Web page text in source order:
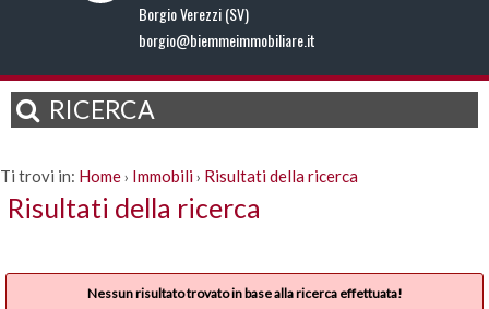
Borgio Verezzi (SV)
borgio@biemmeimmobiliare.it
RICERCA
Ti trovi in: Home› Immobili› Risultati della ricerca
Risultati della ricerca
Nessun risultato trovato in base alla ricerca effettuata!